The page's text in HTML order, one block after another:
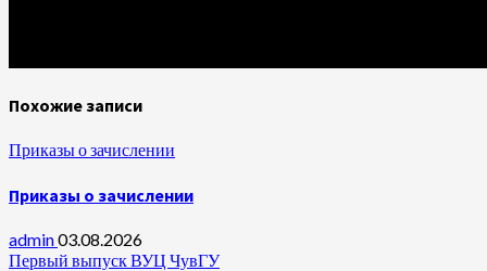
Похожие записи
Приказы о зачислении
Приказы о зачислении
admin03.08.2026
Первый выпуск ВУЦ ЧувГУ